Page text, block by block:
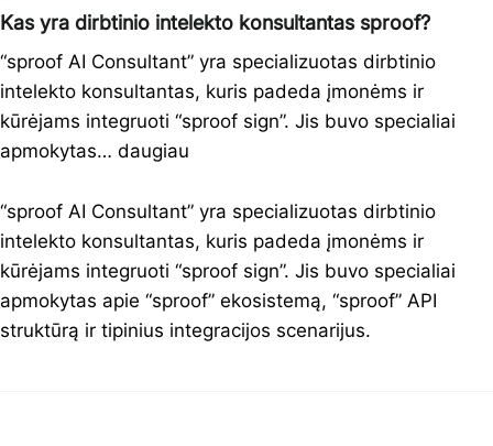
Kas yra dirbtinio intelekto konsultantas sproof?
“sproof AI Consultant” yra specializuotas dirbtinio
intelekto konsultantas, kuris padeda įmonėms ir
kūrėjams integruoti “sproof sign”. Jis buvo specialiai
apmokytas… daugiau
“sproof AI Consultant” yra specializuotas dirbtinio
intelekto konsultantas, kuris padeda įmonėms ir
kūrėjams integruoti “sproof sign”. Jis buvo specialiai
apmokytas apie “sproof” ekosistemą, “sproof” API
struktūrą ir tipinius integracijos scenarijus.